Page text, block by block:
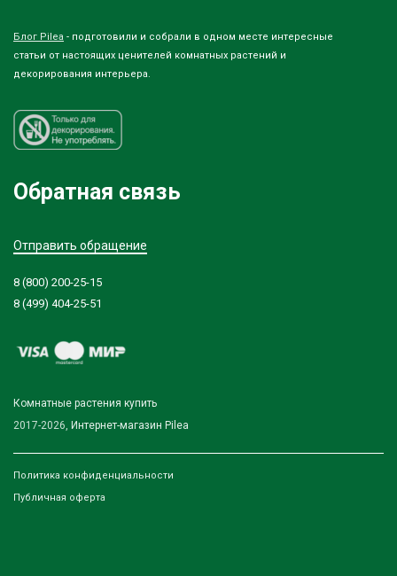
Блог Pilea - подготовили и собрали в одном месте интересные
статьи от настоящих ценителей комнатных растений и
декорирования интерьера.
Обратная связь
Отправить обращение
8 (800) 200-25-15
8 (499) 404-25-51
Комнатные растения купить
2017-2026, Интернет-магазин Pilea
Политика конфиденциальности
Публичная оферта